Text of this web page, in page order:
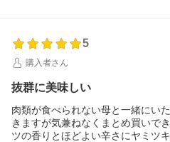
5
購入者さん
抜群に美味しい
肉類が食べられない母と一緒にい
きますが気兼ねなくまとめ買いで
ツの香りとほどよい辛さにヤミツ